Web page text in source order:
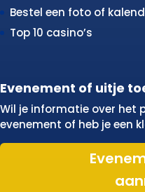
Bestel een foto of
Top 10 casino’s
Evenement of uitje
Wil je informatie over het
evenement of heb je een